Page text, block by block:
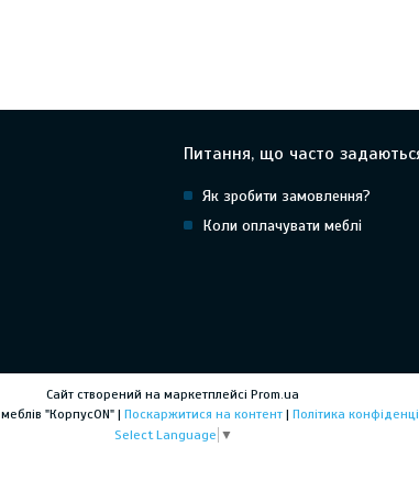
Питання, що часто
Як зробити замовлення?
Коли оплачувати меблі
Сайт створений на маркетплейсі Prom.ua
Інтернет-магазин меблів "КорпусON" | Поскаржитися на контент | Політика
Select Language ▼